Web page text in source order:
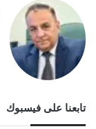
تابعنا على فيسبوك